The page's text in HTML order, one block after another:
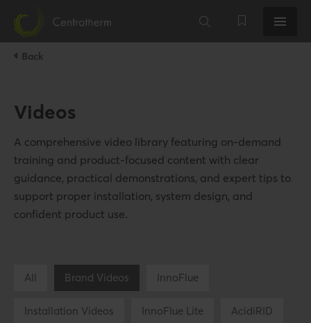
Back
Videos
A comprehensive video library featuring on-demand
training and product-focused content with clear
guidance, practical demonstrations, and expert tips to
support proper installation, system design, and
confident product use.
All Brand Videos InnoFlue
Installation Videos InnoFlue Lite AcidiRID